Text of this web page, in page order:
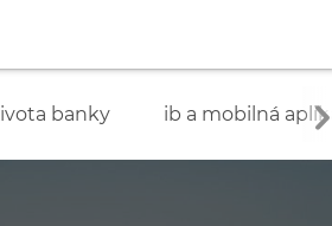
banky ib a mobilná